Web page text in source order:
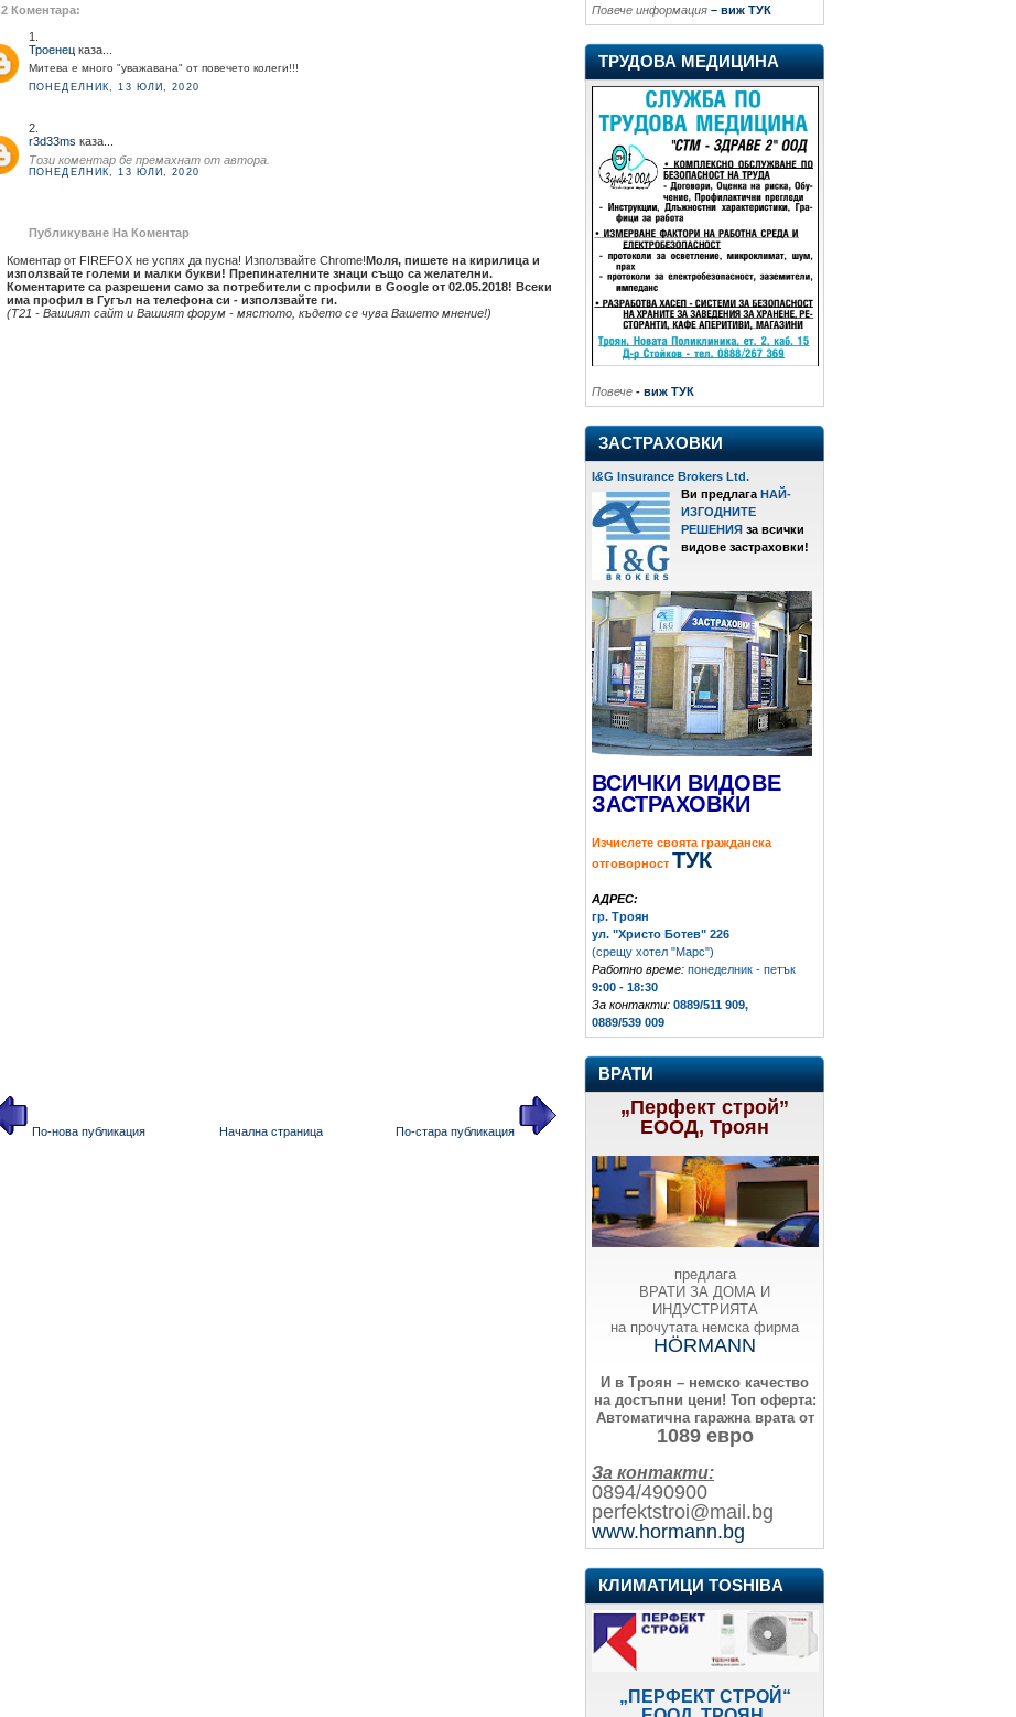
2 Коментара:
1.
Троенец каза...
Митева е много "уважавана" от повечето колеги!!!
ПОНЕДЕЛНИК, 13 ЮЛИ, 2020
2.
r3d33ms каза...
Този коментар бе премахнат от автора.
ПОНЕДЕЛНИК, 13 ЮЛИ, 2020
Публикуване На Коментар
Коментар от FIREFOX не успях да пусна! Използвайте Chrome!Моля, пишете на кирилица и
използвайте големи и малки букви! Препинателните знаци също са желателни.
Коментарите са разрешени само за потребители с профили в Google от 02.05.2018! Всеки
има профил в Гугъл на телефона си - използвайте ги.
(Т21 - Вашият сайт и Вашият форум - мястото, където се чува Вашето мнение!)
По-нова публикация По-стара публикация
Начална страница
Повече информация – виж ТУК
ТРУДОВА МЕДИЦИНА
Повече - виж ТУК
ЗАСТРАХОВКИ
I&G Insurance Brokers Ltd.
Ви предлага НАЙ-
ИЗГОДНИТЕ
РЕШЕНИЯ за всички
видове застраховки!
ВСИЧКИ ВИДОВЕ
ЗАСТРАХОВКИ
Изчислете своята гражданска
отговорност ТУК
АДРЕС:
гр. Троян
ул. "Христо Ботев" 226
(срещу хотел "Марс")
Работно време: понеделник - петък
9:00 - 18:30
За контакти: 0889/511 909,
0889/539 009
ВРАТИ
„Перфект строй”
ЕООД, Троян
предлага
ВРАТИ ЗА ДОМА И
ИНДУСТРИЯТА
на прочутата немска фирма
HÖRMANN
И в Троян – немско качество
на достъпни цени! Топ оферта:
Автоматична гаражна врата от
1089 евро
За контакти:
0894/490900
perfektstroi@mail.bg
www.hormann.bg
КЛИМАТИЦИ TOSHIBA
„ПЕРФЕКТ СТРОЙ“